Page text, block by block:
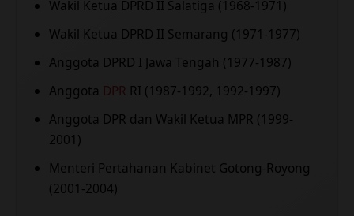
Wakil Ketua DPRD II Salatiga (1968-1971)
Wakil Ketua DPRD II Semarang (1971-1977)
Anggota DPRD I Jawa Tengah (1977-1987)
Anggota DPR RI (1987-1992, 1992-1997)
Anggota DPR dan Wakil Ketua MPR (1999-
2001)
Menteri Pertahanan Kabinet Gotong-Royong
(2001-2004)